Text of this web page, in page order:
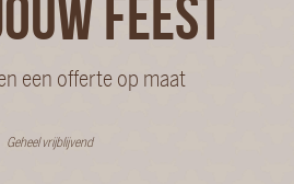
FEEST
een offerte op maat
Geheel vrijblijvend